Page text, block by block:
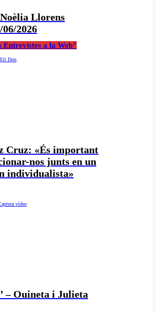
Llorens
06/2026
Entrevistes a la Web"
Cruz: «És important
nos junts en un
individualista»
– Ouineta i Julieta